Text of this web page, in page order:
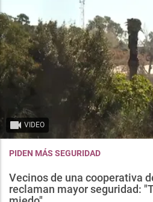
VIDEO
PIDEN MÁS SEGURIDAD
Vecinos de una cooperativa
reclaman mayor seguridad: